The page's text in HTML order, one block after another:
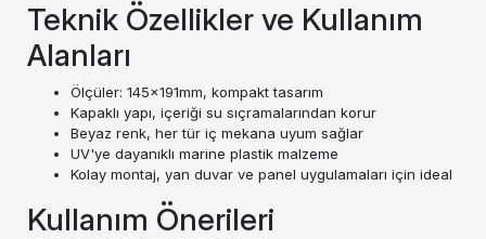
Teknik Özellikler ve Kullanım
Alanları
Ölçüler: 145x191mm, kompakt tasarım
Kapaklı yapı, içeriği su sıçramalarından korur
Beyaz renk, her tür iç mekana uyum sağlar
UV'ye dayanıklı marine plastik malzeme
Kolay montaj, yan duvar ve panel uygulamaları için ideal
Kullanım Önerileri